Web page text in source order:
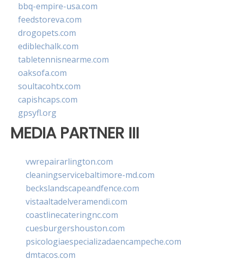
bbq-empire-usa.com
feedstoreva.com
drogopets.com
ediblechalk.com
tabletennisnearme.com
oaksofa.com
soultacohtx.com
capishcaps.com
gpsyfl.org
MEDIA PARTNER III
vwrepairarlington.com
cleaningservicebaltimore-md.com
beckslandscapeandfence.com
vistaaltadelveramendi.com
coastlinecateringnc.com
cuesburgershouston.com
psicologiaespecializadaencampeche.com
dmtacos.com